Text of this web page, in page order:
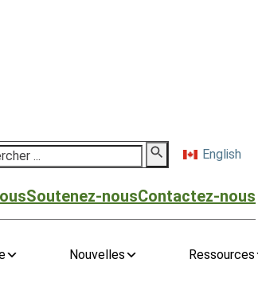
English
Soutenez-nousContactez-nous
Nouvelles Ressources